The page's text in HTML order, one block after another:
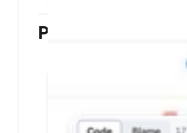
Plugin
secara mudah dan